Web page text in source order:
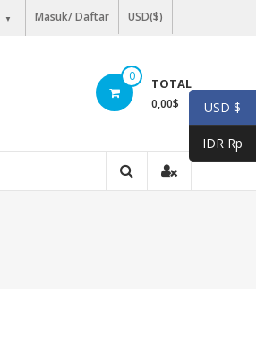
▼ Masuk/ Daftar USD($)
0 TOTAL
0,00$ USD $
IDR Rp